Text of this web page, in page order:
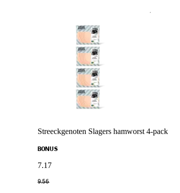
Streeckgenoten Slagers hamworst 4-pack
BONUS
7.17
9.56